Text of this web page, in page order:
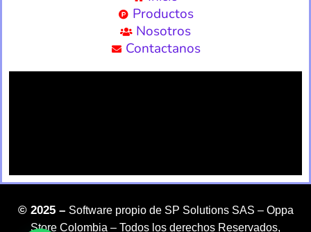
Productos
Nosotros
Contactanos
©2025 – Software propio de SP Solutions SAS – Oppa
Store Colombia – Todos los derechos Reservados,